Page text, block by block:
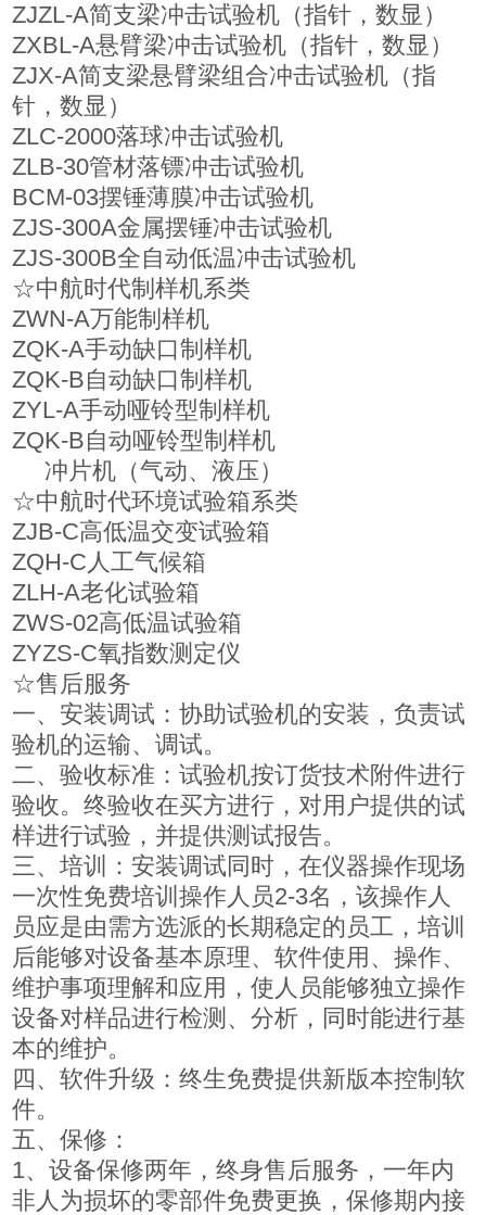
ZJZL-A简支梁冲击试验机（指针，数显）
ZXBL-A悬臂梁冲击试验机（指针，数显）
ZJX-A简支梁悬臂梁组合冲击试验机（指
针，数显）
ZLC-2000落球冲击试验机
ZLB-30管材落镖冲击试验机
BCM-03摆锤薄膜冲击试验机
ZJS-300A金属摆锤冲击试验机
ZJS-300B全自动低温冲击试验机
☆中航时代制样机系类
ZWN-A万能制样机
ZQK-A手动缺口制样机
ZQK-B自动缺口制样机
ZYL-A手动哑铃型制样机
ZQK-B自动哑铃型制样机
冲片机（气动、液压）
☆中航时代环境试验箱系类
ZJB-C高低温交变试验箱
ZQH-C人工气候箱
ZLH-A老化试验箱
ZWS-02高低温试验箱
ZYZS-C氧指数测定仪
☆售后服务
一、安装调试：协助试验机的安装，负责试
验机的运输、调试。
二、验收标准：试验机按订货技术附件进行
验收。终验收在买方进行，对用户提供的试
样进行试验，并提供测试报告。
三、培训：安装调试同时，在仪器操作现场
一次性免费培训操作人员2-3名，该操作人
员应是由需方选派的长期稳定的员工，培训
后能够对设备基本原理、软件使用、操作、
维护事项理解和应用，使人员能够独立操作
设备对样品进行检测、分析，同时能进行基
本的维护。
四、软件升级：终生免费提供新版本控制软
件。
五、保修：
1、设备保修两年，终身售后服务，一年内
非人为损坏的零部件免费更换，保修期内接